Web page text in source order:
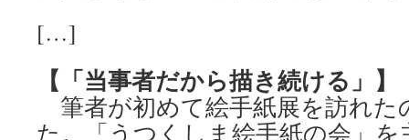
[…]
【「当事者だから描き続ける」】
筆者が初めて絵手紙展を訪れた
た。「うつくしま絵手紙の会」